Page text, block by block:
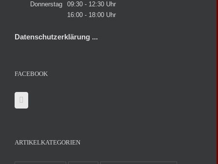
Donnerstag
09:30 - 12:30 Uhr
16:00 - 18:00 Uhr
Datenschutzerklärung ...
FACEBOOK
ARTIKELKATEGORIEN